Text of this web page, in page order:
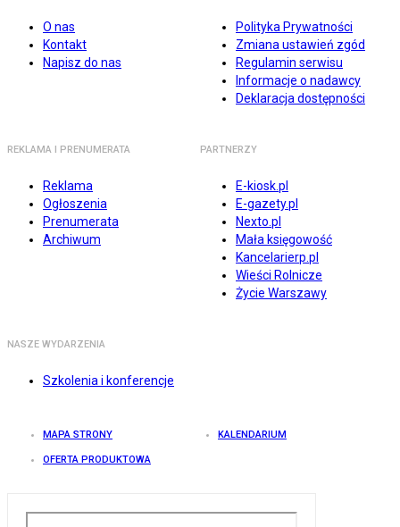
O nas
Kontakt
Napisz do nas
Polityka Prywatności
Zmiana ustawień zgód
Regulamin serwisu
Informacje o nadawcy
Deklaracja dostępności
REKLAMA I PRENUMERATA
Reklama
Ogłoszenia
Prenumerata
Archiwum
PARTNERZY
E-kiosk.pl
E-gazety.pl
Nexto.pl
Mała księgowość
Kancelarierp.pl
Wieści Rolnicze
Życie Warszawy
NASZE WYDARZENIA
Szkolenia i konferencje
MAPA STRONY KALENDARIUM
OFERTA PRODUKTOWA